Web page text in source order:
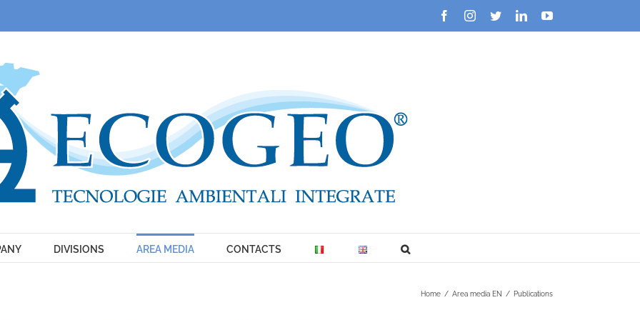
FacebookInstagram
TwitterLinkedInYouTube
DIVISIONS AREA MEDIA CONTACTS
Home / Area media EN / Publications